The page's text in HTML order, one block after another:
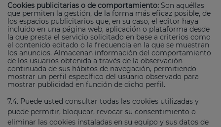
Cookies publicitarias o de comportamiento: Son aquéllas
que permiten la gestión, de la forma más eficaz posible, de
los espacios publicitarios que, en su caso, el editor haya
incluido en una página web, aplicación o plataforma desde
la que presta el servicio solicitado en base a criterios como
el contenido editado o la frecuencia en la que se muestran
los anuncios. Almacenan información del comportamiento
de los usuarios obtenida a través de la observación
continuada de sus hábitos de navegación, permitiendo
mostrar un perfil específico del usuario observado para
mostrar publicidad en función de dicho perfil.
7.4. Puede usted consultar todas las cookies utilizadas y
puede permitir, bloquear, revocar su consentimiento o
eliminar las cookies instaladas en su equipo y sus datos de